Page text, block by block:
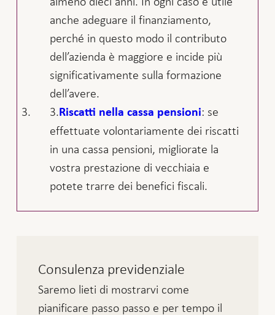
anche adeguare il finanziamento,
perché in questo modo il contributo
dell’azienda è maggiore e incide più
significativamente sulla formazione
dell’avere.
Riscatti nella cassa pensioni: se
effettuate volontariamente dei riscatti
in una cassa pensioni, migliorate la
vostra prestazione di vecchiaia e
potete trarre dei benefici fiscali.
Consulenza previdenziale
Saremo lieti di mostrarvi come
pianificare passo passo e per tempo il